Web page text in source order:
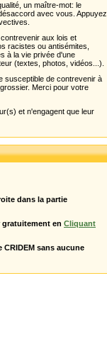
un maître-mot: le
avec vous. Appuyez
aux lois et
racistes ou antisémites,
à la vie privée d'une
(textes, photos, vidéos...).
susceptible de contrevenir à
Merci pour votre
et n'engagent que leur
dans la partie
gratuitement en Cliquant
CRIDEM sans aucune